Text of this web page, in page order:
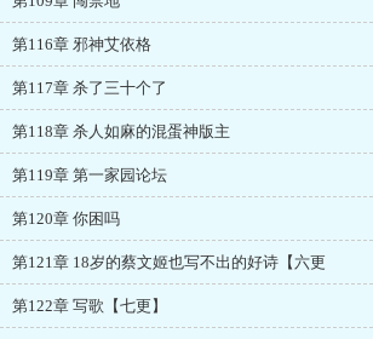
第116章 邪神艾依格
第117章 杀了三十个了
第118章 杀人如麻的混蛋神版主
第119章 第一家园论坛
第120章 你困吗
第121章 18岁的蔡文姬也写不出的好诗【六更
第122章 写歌【七更】